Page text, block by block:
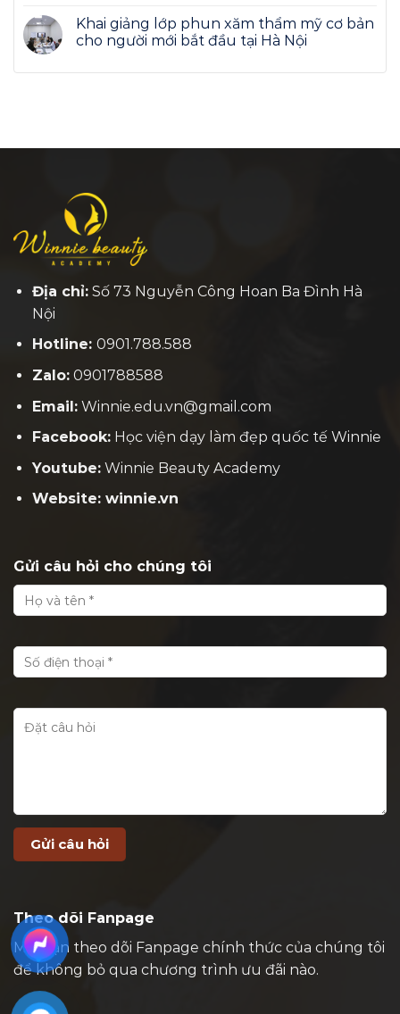
Khai giảng lớp phun xăm thẩm mỹ cơ bản
cho người mới bắt đầu tại Hà Nội
Địa chỉ:Số 73 Nguyễn Công Hoan Ba Đình Hà
Nội
Hotline: 0901.788.588
Zalo:0901788588
Email:Winnie.edu.vn@gmail.com
Facebook:Học viện dạy làm đẹp quốc tế Winnie
Youtube:Winnie Beauty Academy
Website: winnie.vn
Gửi câu hỏi cho chúng tôi
Theo dõi Fanpage
Mời bạn theo dõi Fanpage chính thức của chúng tôi
để không bỏ qua chương trình ưu đãi nào.